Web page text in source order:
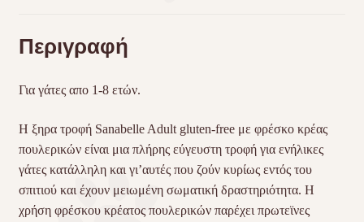
Περιγραφή
Για γάτες απο 1-8 ετών.
Η ξηρα τροφή Sanabelle Adult gluten-free με φρέσκο κρέας
πουλερικών είναι μια πλήρης εύγευστη τροφή για ενήλικες
γάτες κατάλληλη και γι’αυτές που ζούν κυρίως εντός του
σπιτιού και έχουν μειωμένη σωματική δραστηριότητα. Η
χρήση φρέσκου κρέατος πουλερικών παρέχει πρωτεϊνες